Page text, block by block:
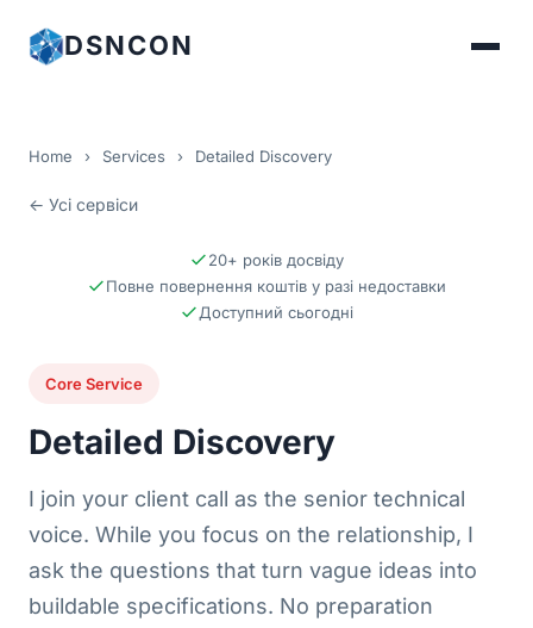
DSNCON
Home › Services › Detailed Discovery
← Усі сервіси
20+ років досвіду
Повне повернення коштів у разі недоставки
Доступний сьогодні
Core Service
Detailed Discovery
I join your client call as the senior technical
voice. While you focus on the relationship, I
ask the questions that turn vague ideas into
buildable specifications. No preparation